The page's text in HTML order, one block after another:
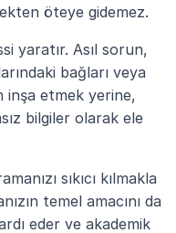
öteye gidemez.
yaratır. Asıl sorun,
bağları veya
inşa etmek yerine,
bilgiler olarak ele
sıkıcı kılmakla
temel amacını da
eder ve akademik